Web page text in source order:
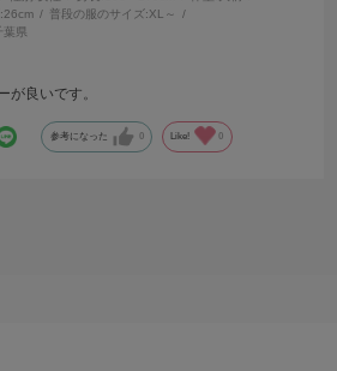
26cm 普段の服のサイズ:XL～
葉県
が良いです。
参考になった 0 Like! 0